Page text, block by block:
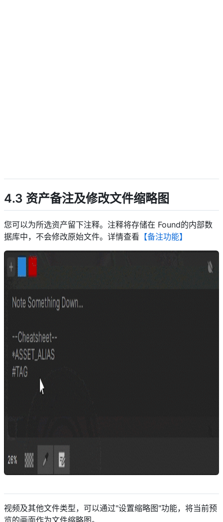
descript
4.3 资产备注及修改文件缩略图
您可以为所选资产留下注释。注释将存储在 Found的内部数
据库中，不会修改原始文件。详情查看 【备注功能】
descript
视频及其他文件类型，可以通过"设置缩略图"功能，将当前预
览的画面作为文件缩略图。